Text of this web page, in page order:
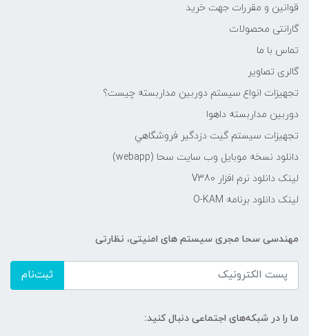
قوانین و مقررات جهت خرید
گارانتی محصولات
تماس با ما
گالری تصاویر
تجهیزات انواع سیستم دوربین مداربسته چيست؟
دوربین مداربسته داهوا
تجهیزات سیستم گيت دزدگیر فروشگاهي
دانلود نسخه موبایل وب سایت سحا (webapp)
لینک دانلود نرم افزار V380
لینک دانلود برنامه O-KAM
مهندسی سحا مجری سیستم های امنیتی، نظارتی
ثبت‌نام
ما را در شبکه‌های اجتماعی دنبال کنید: